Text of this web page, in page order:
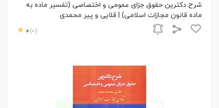
شرح دکترین حقوق جزای عمومی و اختصاصی (تفسیر ماده به
ماده قانون مجازات اسلامی) | قلایی و پیر محمدی
0 (0)